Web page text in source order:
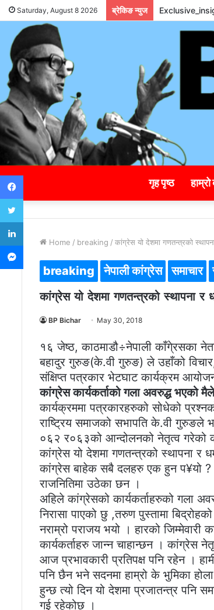
Saturday, August 8 2026 ब्रेकिङ न्युज
गृह पृष्ठ हाम्रो
Home / breaking / कांग्रेस यो देशमा गणतन्त्रको
breaking नेपाली कांग्रेस समाचार
कांग्रेस यो देशमा गणतन्त्रको स्थापना र
BP Bichar May 30, 2018
१६ जेष्ठ, काठमाडौ÷नेपाली काँगे्रसका
बहादुर गुरुङ(के.वी गुरुङ) ले उहाँको
संक्षिप्त पत्रकार भेटघाट कार्यक्रम
कांग्रेस कार्यकर्ताको गला अवरुद्ध
कार्यक्रममा पत्रकारहरुको सोधेको
राष्ट्रिय समाजको सभापति के.वी गुरुङले
०६२ र०६३को आन्दोलनको नेतृत्व गरेको
कांग्रेस यो देशमा गणतन्त्रको स्थापना र
कांग्रेस बाहेक सबै दलहरु एक हुन प¥यो ?
राजनितिमा उठेका छन ।
अहिले कांग्रेसको कार्यकर्ताहरुको गला
निरासा पाएको छु ,तरुण पुस्तामा
नराम्रो पराजय भयो । हारको
कार्यकर्ताहरु जान्न चाहान्छन । कांग्रेस
आज प्रभावकारी प्रतिपक्ष पनि रहेन ।
पनि छैन भने सदनमा हाम्रो के भुमिका
हुन्छ त्यो दिन यो देशमा प्रजातन्त्र पनि
गई रहेकोछ ।
Facebook
Twitter
LinkedIn
Messenger